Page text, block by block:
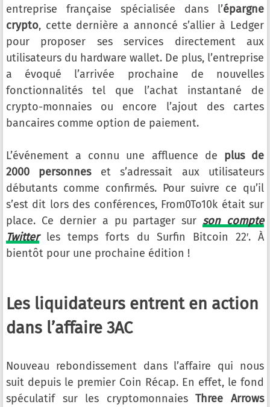
entreprise française spécialisée dans l’épargne
crypto, cette dernière a annoncé s’allier à Ledger
pour proposer ses services directement aux
utilisateurs du hardware wallet. De plus, l’entreprise
a évoqué l’arrivée prochaine de nouvelles
fonctionnalités tel que l’achat instantané de
crypto-monnaies ou encore l’ajout des cartes
bancaires comme option de paiement.
L’événement a connu une affluence de plus de
2000 personneset s’adressait aux utilisateurs
débutants comme confirmés. Pour suivre ce qu’il
s’est dit lors des conférences, From0To10k était sur
place. Ce dernier a pu partager surson compte
Twitterles temps forts du Surfin Bitcoin 22′. À
bientôt pour une prochaine édition !
Les liquidateurs entrent en action
dans l’affaire 3AC
Nouveau rebondissement dans l’affaire qui nous
suit depuis le premier Coin Récap. En effet, le fond
spéculatif sur les cryptomonnaiesThree Arrows